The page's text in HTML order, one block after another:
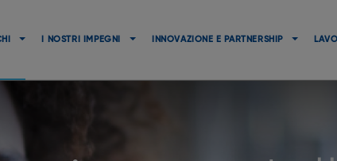
principale
I NOSTRI IMPEGNI INNOVAZIONE E PARTNERSHIP